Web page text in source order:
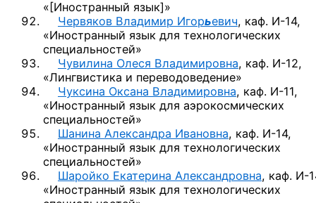
« [Иностранный язык]»
Червяков Владимир Игорьевич, каф. И-14,
«Иностранный язык для технологических
специальностей»
Чувилина Олеся Владимировна, каф. И-12,
«Лингвистика и переводоведение»
Чуксина Оксана Владимировна, каф. И-11,
«Иностранный язык для аэрокосмических
специальностей»
Шанина Александра Ивановна, каф. И-14,
«Иностранный язык для технологических
специальностей»
Шаройко Екатерина Александровна, каф. И-
«Иностранный язык для технологических